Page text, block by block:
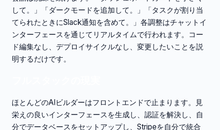
して。」「ダークモードを追加して。」「タスクが割り当
てられたときにSlack通知を含めて。」各調整はチャットイ
ンターフェースを通じてリアルタイムで行われます。コー
ド編集なし、デプロイサイクルなし、変更したいことを説
明するだけです。
ほとんどのAIビルダーはフロントエンドで止まります。見
栄えの良いインターフェースを生成し、認証を解決し、自
分でデータベースをセットアップし、Stripeを自分で統合